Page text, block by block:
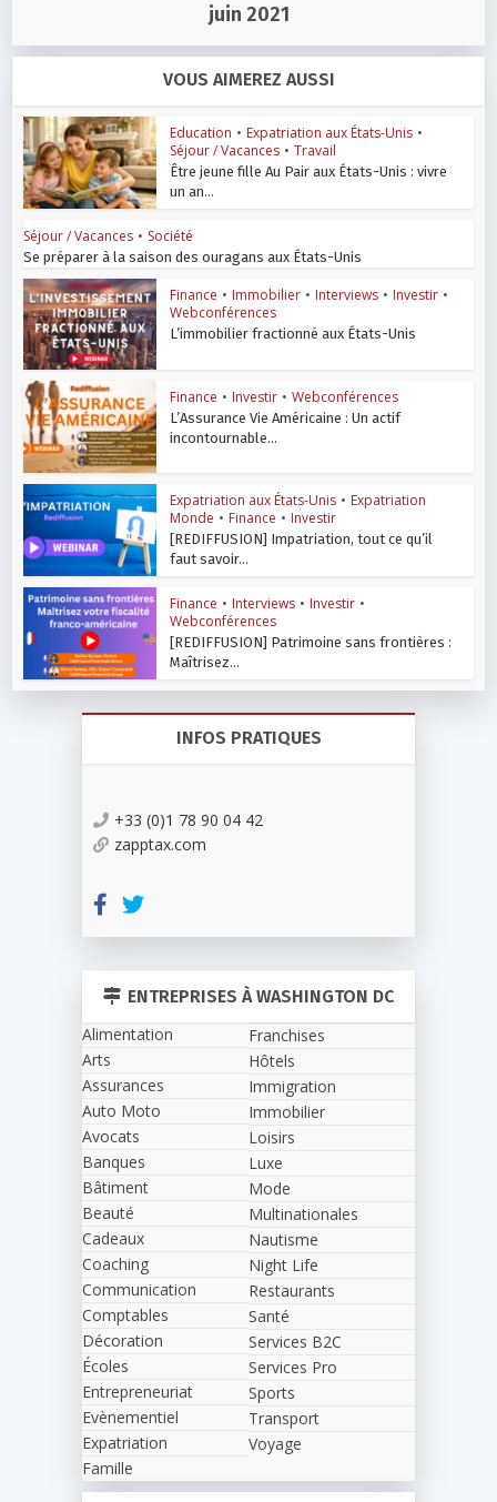
juin 2021
VOUS AIMEREZ AUSSI
Education • Expatriation aux États-Unis •
Séjour / Vacances • Travail
Être jeune fille Au Pair aux États-Unis : vivre
un an...
Séjour / Vacances • Société
Se préparer à la saison des ouragans aux États-Unis
Finance • Immobilier • Interviews • Investir •
Webconférences
L’immobilier fractionné aux États-Unis
Finance • Investir • Webconférences
L’Assurance Vie Américaine : Un actif
incontournable...
Expatriation aux États-Unis • Expatriation
Monde • Finance • Investir
[REDIFFUSION] Impatriation, tout ce qu’il
faut savoir...
Finance • Interviews • Investir •
Webconférences
[REDIFFUSION] Patrimoine sans frontières :
Maîtrisez...
INFOS PRATIQUES
+33 (0)1 78 90 04 42
zapptax.com
ENTREPRISES À WASHINGTON DC
Alimentation
Arts
Assurances
Auto Moto
Avocats
Banques
Bâtiment
Beauté
Cadeaux
Coaching
Communication
Comptables
Décoration
Écoles
Entrepreneuriat
Evènementiel
Expatriation
Famille
Franchises
Hôtels
Immigration
Immobilier
Loisirs
Luxe
Mode
Multinationales
Nautisme
Night Life
Restaurants
Santé
Services B2C
Services Pro
Sports
Transport
Voyage